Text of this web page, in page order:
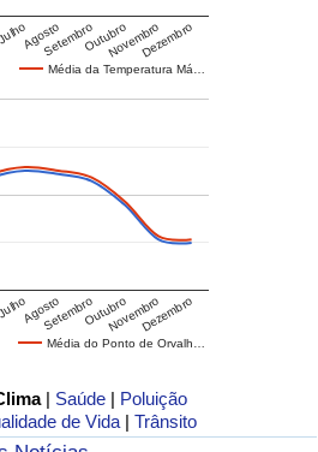
Média da Temperatura Má…
JulhoAgostoSetembroOutubroNovembroDezembro
Média do Ponto de Orvalh…
JulhoAgostoSetembroOutubroNovembroDezembro
| Saúde | Poluição
de Vida |Trânsito